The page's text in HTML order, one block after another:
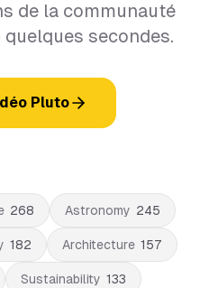
de la communauté
secondes.
Pluto
268 Astronomy 245
182 Architecture 157
Sustainability 133